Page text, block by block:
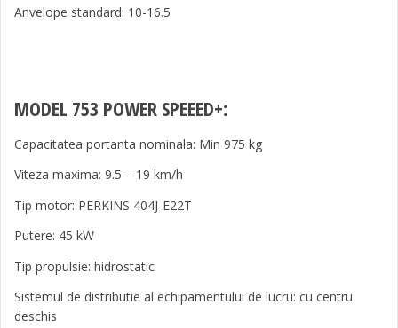
Anvelope standard: 10-16.5
MODEL 753 POWER SPEEED+:
Capacitatea portanta nominala: Min 975 kg
Viteza maxima: 9.5 – 19 km/h
Tip motor: PERKINS 404J-E22T
Putere: 45 kW
Tip propulsie: hidrostatic
Sistemul de distributie al echipamentului de lucru: cu centru
deschis